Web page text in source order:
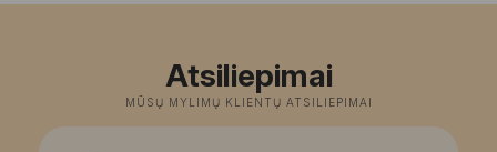
Atsiliepimai
MŪSŲ MYLIMŲ KLIENTŲ ATSILIEPIMAI